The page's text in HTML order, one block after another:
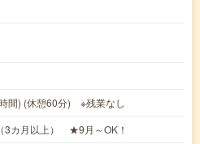
間) (休憩60分) ※残業なし
3カ月以上） ★9月～OK！